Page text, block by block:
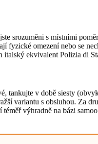
srozuměni s místními
omezení nebo se
italský ekvivalent Polizia di
v době siesty
variantu s obsluhou. Za
výhradně na bázi